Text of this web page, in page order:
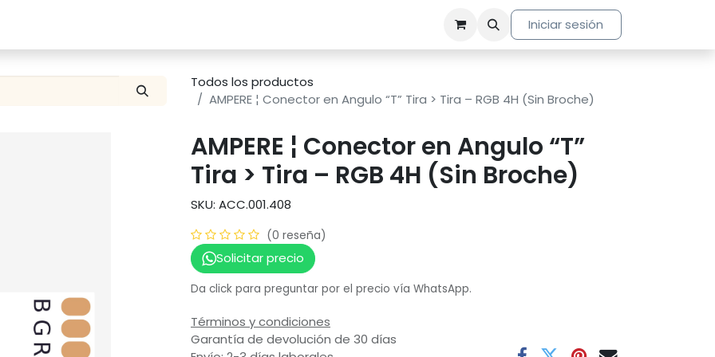
Iniciar sesión
Todos los productos
AMPERE ¦ Conector en Angulo “T” Tira > Tira – RGB 4H (Sin Broche)
AMPERE ¦ Conector en Angulo “T”
Tira > Tira – RGB 4H (Sin Broche)
SKU: ACC.001.408
(0 reseña)
Solicitar precio
Da click para preguntar por el precio vía WhatsApp.
Términos y condiciones
Garantía de devolución de 30 días